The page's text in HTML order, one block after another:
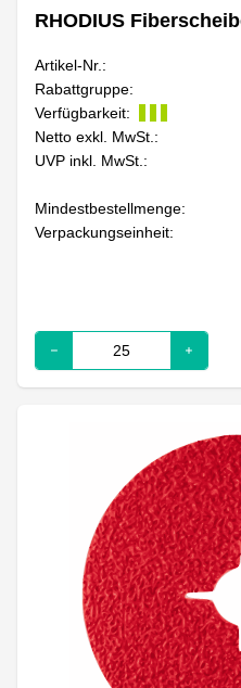
RHODIUS
Artikel-Nr.:
Rabattgruppe:
Verfügbarkeit:
Netto exkl. MwSt.:
UVP inkl. MwSt.:
Mindestbestellmenge:
Verpackungseinheit: